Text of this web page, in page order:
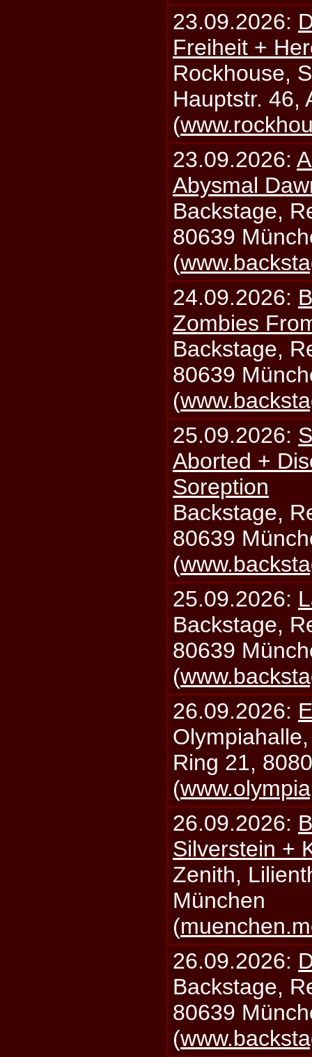
23.09.2026:
Freiheit +
Rockhouse,
Hauptstr. 46,
(
23.09.2026:
Abysmal
Backstage,
80639
(
24.09.2026:
Zombies
Backstage,
80639
(
25.09.2026:
Aborted +
Soreption
Backstage,
80639
(
25.09.2026:
Backstage,
80639
(
26.09.2026:
Ring 21,
(
26.09.2026:
Silverstein +
Zenith,
München
(
26.09.2026:
Backstage,
80639
(